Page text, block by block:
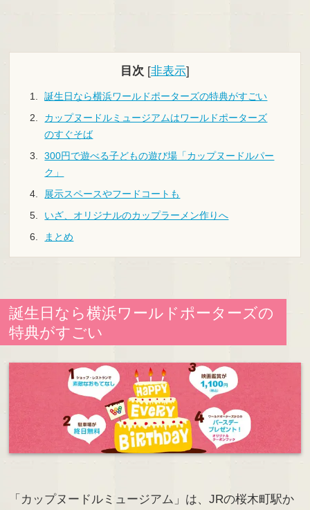
目次 [非表示]
誕生日なら横浜ワールドポーターズの特典がすごい
カップヌードルミュージアムはワールドポーターズ
のすぐそば
300円で遊べる子どもの遊び場「カップヌードルパー
ク」
展示スペースやフードコートも
いざ、オリジナルのカップラーメン作りへ
まとめ
誕生日なら横浜ワールドポーターズの
特典がすごい
「カップヌードルミュージアム」は、JRの桜木町駅か